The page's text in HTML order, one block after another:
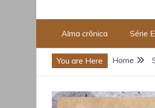
Opinião,
Alma crônica Série
You are Here Home